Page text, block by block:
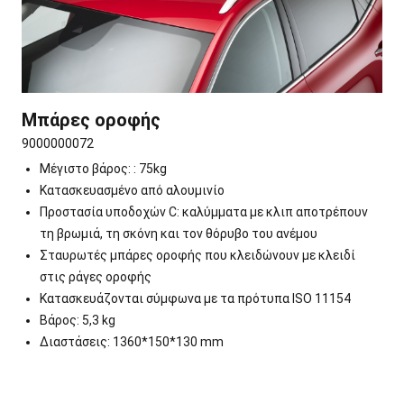
Μπάρες οροφής
9000000072
Μέγιστο βάρος: : 75kg
Κατασκευασμένο από αλουμινίο
Προστασία υποδοχών C: καλύμματα με κλιπ αποτρέπουν
τη βρωμιά, τη σκόνη και τον θόρυβο του ανέμου
Σταυρωτές μπάρες οροφής που κλειδώνουν με κλειδί
στις ράγες οροφής
Κατασκευάζονται σύμφωνα με τα πρότυπα ISO 11154
Βάρος: 5,3 kg
Διαστάσεις: 1360*150*130 mm